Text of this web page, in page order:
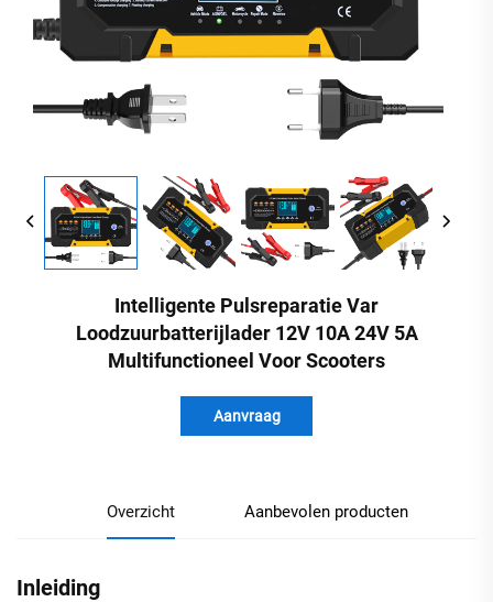
Intelligente Pulsreparatie Var
Loodzuurbatterijlader 12V 10A 24V 5A
Multifunctioneel Voor Scooters
Aanvraag
Overzicht Aanbevolen producten
Inleiding